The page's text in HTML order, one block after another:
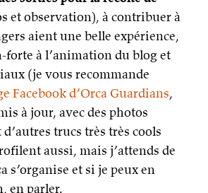
et observation), à contribuer à
aient une belle expérience,
forte à l’animation du blog et
(je vous recommande
Facebook d’Orca Guardians,
à jour, avec des photos
trucs très très cools
aussi, mais j’attends de
s’organise et si je peux en
en parler.